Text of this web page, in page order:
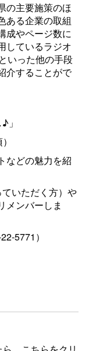
の主要施策のほ
ある企業の取組
成やページ数に
しているラジオ
いった他の手段
介することがで
」
などの魅力を紹
いただく方）や
メンバーしま
5771）